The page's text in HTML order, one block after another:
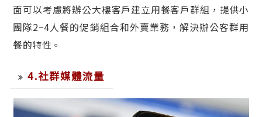
面可以考慮將辦公大樓客戶建立用餐客戶群組，提供小
團隊2~4人餐的促銷組合和外賣業務，解決辦公客群用
餐的特性。
4.社群媒體流量